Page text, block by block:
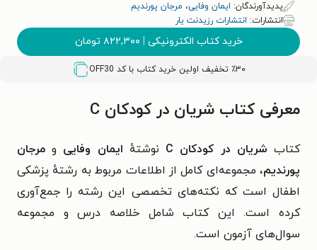
پدیدآورندگان: ایمان وفایی، مرجان پورندیم
انتشارات: انتشارات رزیدنت یار
خرید کتاب الکترونیکی | ۸۲۲,۳۰۰ تومان
٪۳۰ تخفیف اولین خرید کتاب با کد OFF30
معرفی کتاب شریان در کودکان C
کتاب شریان در کودکان C نوشتهٔ ایمان وفایی و مرجان
پورندیم، مجموعه‌ای کامل از اطلاعات مربوط به رشتهٔ پزشکی
اطفال است که نکته‌های تخصصی این رشته را جمع‌آوری
کرده است. این کتاب شامل خلاصه درس و مجموعه
سوال‌های آزمون است.